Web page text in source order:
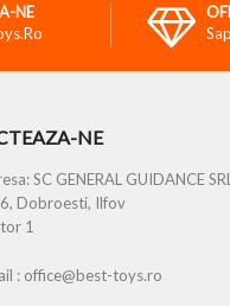
NE
NE
SC GENERAL GUIDANCE
Dobroesti, Ilfov
1
: office@best-toys.ro